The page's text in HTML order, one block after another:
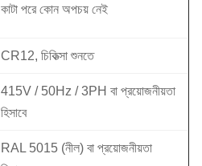
কাটা পরে কোন অপচয় নেই
CR12, চিকিত্সা শুনতে
415V / 50Hz / 3PH বা প্রয়োজনীয়তা
হিসাবে
RAL 5015 (নীল) বা প্রয়োজনীয়তা